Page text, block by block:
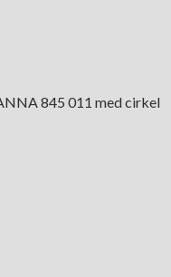
845 011 med cirkel